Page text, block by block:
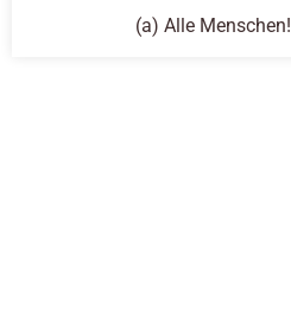
(a) Alle Menschen!